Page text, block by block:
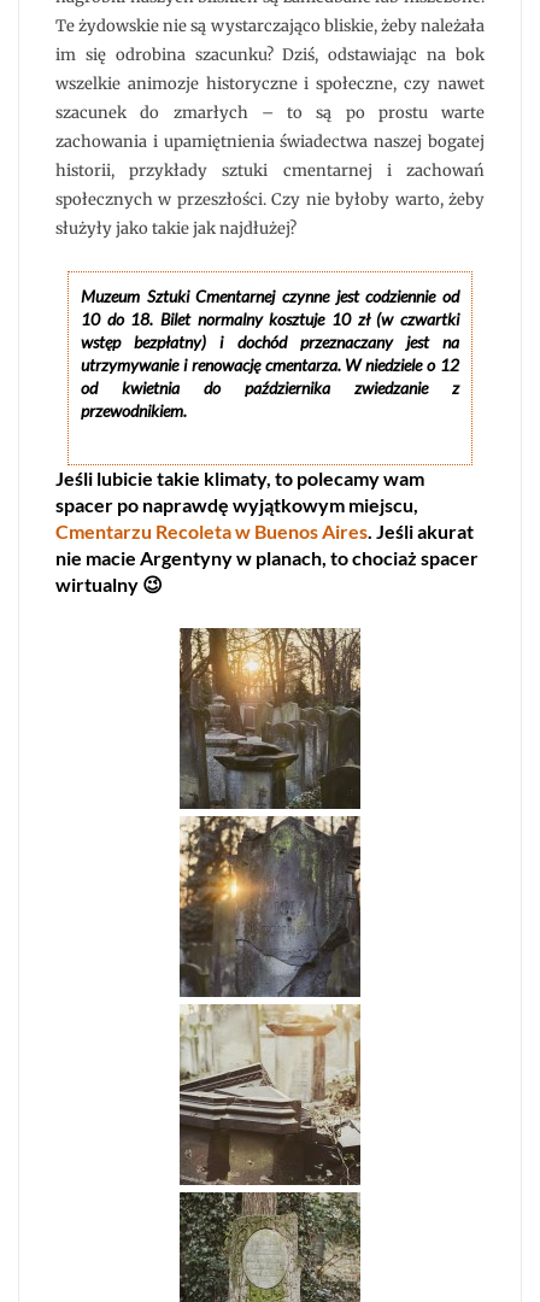
Te żydowskie nie są wystarczająco bliskie, żeby należała
im się odrobina szacunku? Dziś, odstawiając na bok
wszelkie animozje historyczne i społeczne, czy nawet
szacunek do zmarłych – to są po prostu warte
zachowania i upamiętnienia świadectwa naszej bogatej
historii, przykłady sztuki cmentarnej i zachowań
społecznych w przeszłości. Czy nie byłoby warto, żeby
służyły jako takie jak najdłużej?
Muzeum Sztuki Cmentarnej czynne jest codziennie od
10 do 18. Bilet normalny kosztuje 10 zł (w czwartki
wstęp bezpłatny) i dochód przeznaczany jest na
utrzymywanie i renowację cmentarza. W niedziele o 12
od kwietnia do października zwiedzanie z
przewodnikiem.
Jeśli lubicie takie klimaty, to polecamy wam
spacer po naprawdę wyjątkowym miejscu,
Cmentarzu Recoleta w Buenos Aires. Jeśli akurat
nie macie Argentyny w planach, to chociaż spacer
wirtualny 😉